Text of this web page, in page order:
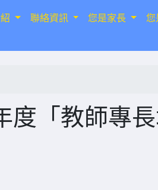
聯絡資訊 您是家長 您
度「教師專